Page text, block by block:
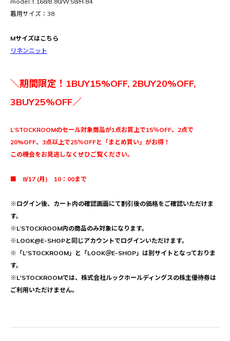
着用サイズ：38
Mサイズはこちら
リネンニット
＼期間限定！1BUY15%OFF, 2BUY20%OFF,
3BUY25%OFF／
L’STOCKROOMのセール対象商品が1点お買上で15％OFF、2点で
20%OFF、3点以上で25％OFFと「まとめ買い」がお得！
この機会をお見逃しなくぜひご覧ください。
■ 8/17 (月) 10：00まで
※ログイン後、カート内の確認画面にて割引後の価格をご確認いただけま
す。
※L’STOCKROOM内の商品のみ対象になります。
※LOOK@E-SHOPと同じアカウントでログインいただけます。
※「L'STOCKROOM」と「LOOK＠E-SHOP」は別サイトとなっておりま
す。
※L'STOCKROOMでは、株式会社ルックホールディングスの株主優待券は
ご利用いただけません。